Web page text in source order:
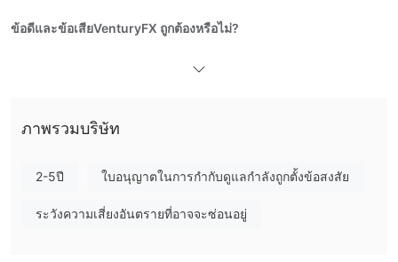
ข้อดีและข้อเสียVenturyFX ถูกต้องหรือไม่?
สถานะโดเมนของมันแสดงให้เห็นว่าการโอนลูกค้าถูกห้าม โปรดทราบ
ฉันสามารถซื้อขายอะไรบน VenturyFX?
อันดับสูงสุด
ค่าธรรมเนียมของ VenturyFX
ภาพรวมบริษัท
2-5ปี ใบอนุญาตในการกำกับดูแลกำลังถูกตั้งข้อสงสัย
ระวังความเสี่ยงอันตรายที่อาจจะซ่อนอยู่